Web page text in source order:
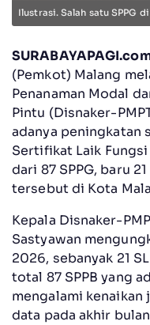
Ilustrasi. Salah satu SPPG
(Pemkot) Malang
Penanaman Modal
Pintu (Disnaker-
adanya
Sertifikat Laik Fungsi
dari 87 SPPG, baru
tersebut di Kota
Kepala Disnaker-
Sastyawan
2026, sebanyak 21
total 87 SPPB yang
mengalami
data pada akhir